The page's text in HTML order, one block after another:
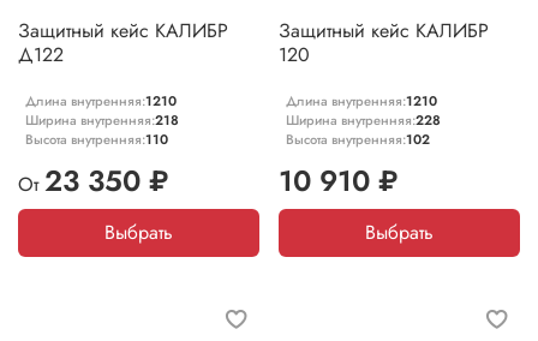
Защитный кейс КАЛИБР
Д122
Длина внутренняя:1210
Ширина внутренняя:218
Высота внутренняя:110
От 23 350 ₽
Выбрать
Защитный кейс КАЛИБР
120
Длина внутренняя:1210
Ширина внутренняя:228
Высота внутренняя:102
10 910 ₽
Выбрать